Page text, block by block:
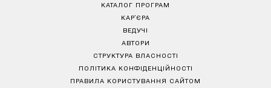
КАТАЛОГ ПРОГРАМ
КАР’ЄРА
ВЕДУЧІ
АВТОРИ
СТРУКТУРА ВЛАСНОСТІ
ПОЛІТИКА КОНФІДЕНЦІЙНОСТІ
ПРАВИЛА КОРИСТУВАННЯ САЙТОМ